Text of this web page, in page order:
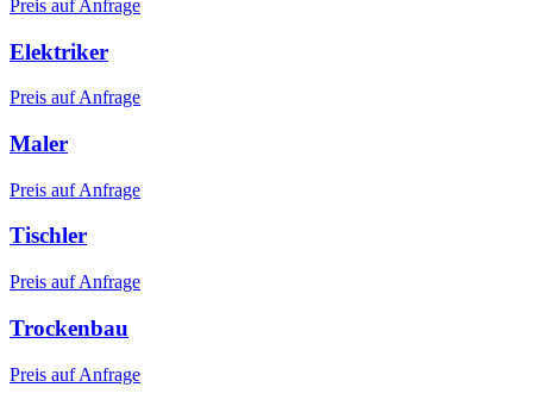
Preis auf Anfrage
Elektriker
Preis auf Anfrage
Maler
Preis auf Anfrage
Tischler
Preis auf Anfrage
Trockenbau
Preis auf Anfrage